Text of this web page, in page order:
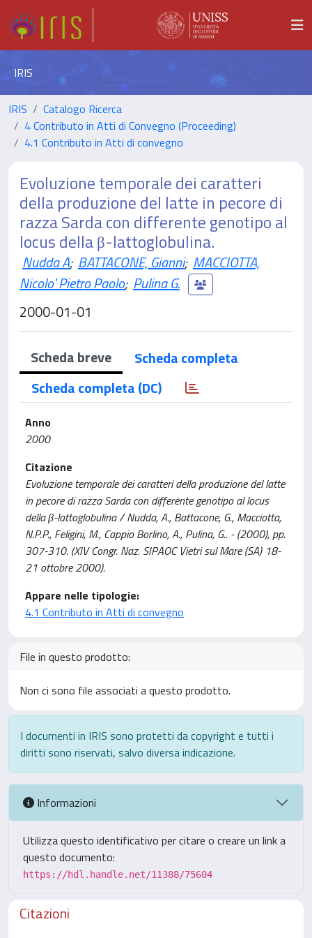
IRIS
IRIS
Catalogo Ricerca
4 Contributo in Atti di Convegno (Proceeding)
4.1 Contributo in Atti di convegno
Evoluzione temporale dei caratteri
della produzione del latte in pecore di
razza Sarda con differente genotipo al
locus della β-lattoglobulina.
Nudda A; BATTACONE, Gianni; MACCIOTTA,
Nicolo' Pietro Paolo; Pulina G.
2000-01-01
Scheda breve
Scheda completa
Scheda completa (DC)
Anno
2000
Citazione
Evoluzione temporale dei caratteri della produzione del latte
in pecore di razza Sarda con differente genotipo al locus
della β-lattoglobulina / Nudda, A., Battacone, G., Macciotta,
N.P.P., Feligini, M., Cappio Borlino, A., Pulina, G.. - (2000), pp.
307-310. (XIV Congr. Naz. SIPAOC Vietri sul Mare (SA) 18-
21 ottobre 2000).
Appare nelle tipologie:
4.1 Contributo in Atti di convegno
File in questo prodotto:
Non ci sono file associati a questo prodotto.
I documenti in IRIS sono protetti da copyright e tutti i
diritti sono riservati, salvo diversa indicazione.
Informazioni
Utilizza questo identificativo per citare o creare un link a
questo documento:
https://hdl.handle.net/11388/75604
Citazioni